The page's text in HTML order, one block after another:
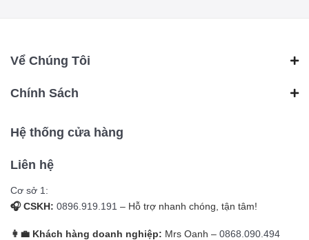
Vể Chúng Tôi
Chính Sách
Hệ thống cửa hàng
Liên hệ
Cơ sở 1:
🎧 CSKH: 0896.919.191 – Hỗ trợ nhanh chóng, tận tâm!
👩‍💼 Khách hàng doanh nghiệp: Mrs Oanh – 0868.090.494